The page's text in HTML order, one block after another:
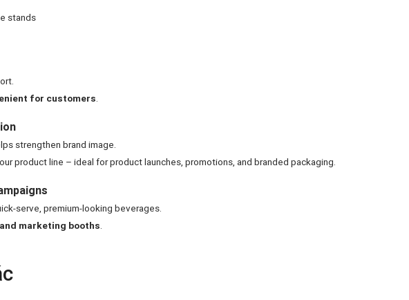
stands
for customers.
strengthen brand image.
product line – ideal for product launches, promotions, and branded packaging.
serve, premium-looking beverages.
marketing booths.